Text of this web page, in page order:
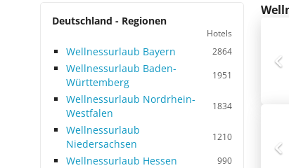
Deutschland - Regionen
Hotels
Wellnessurlaub Bayern 2864
Wellnessurlaub Baden-
Württemberg
1951
Wellnessurlaub Nordrhein-
Westfalen
1834
Wellnessurlaub
Niedersachsen
1210
Wellnessurlaub Hessen 990